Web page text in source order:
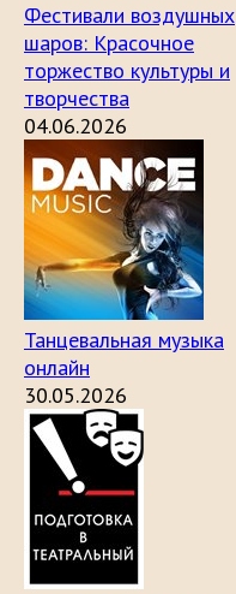
Фестивали воздушных
шаров: Красочное
торжество культуры и
творчества
04.06.2026
Танцевальная музыка
онлайн
30.05.2026